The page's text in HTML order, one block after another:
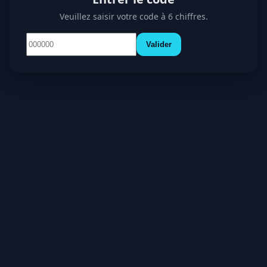
Veuillez saisir votre code à 6 chiffres.
Valider